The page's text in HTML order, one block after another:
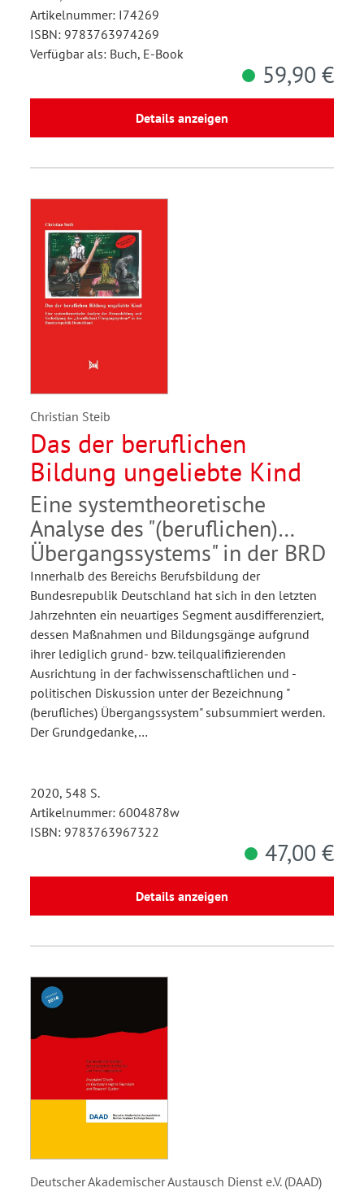
Artikelnummer: I74269
ISBN: 9783763974269
Verfügbar als: Buch, E-Book
59,90 €
Details anzeigen
Christian Steib
Das der beruflichen
Bildung ungeliebte Kind
Eine systemtheoretische
Analyse des "(beruflichen)
Übergangssystems" in der BRD
Innerhalb des Bereichs Berufsbildung der
Bundesrepublik Deutschland hat sich in den letzten
Jahrzehnten ein neuartiges Segment ausdifferenziert,
dessen Maßnahmen und Bildungsgänge aufgrund
ihrer lediglich grund- bzw. teilqualifizierenden
Ausrichtung in der fachwissenschaftlichen und -
politischen Diskussion unter der Bezeichnung "
(berufliches) Übergangssystem" subsummiert werden.
Der Grundgedanke,…
2020, 548 S.
Artikelnummer: 6004878w
ISBN: 9783763967322
47,00 €
Details anzeigen
Deutscher Akademischer Austausch Dienst e.V. (DAAD)